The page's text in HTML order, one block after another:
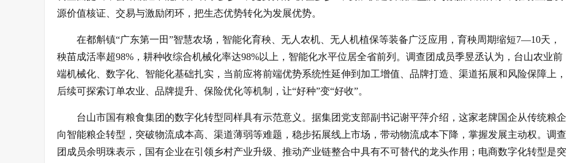
源价值核证、交易与激励闭环，把生态优势转化为发展优势。
在都斛镇“广东第一田”智慧农场，智能化育秧、无人农机、无人机植保等装备广泛应用，育秧周期缩短7—10天，
秧苗成活率超98%，耕种收综合机械化率达98%以上，智能化水平位居全省前列。调查团成员季昱丞认为，台山农业前
端机械化、数字化、智能化基础扎实，当前应将前端优势系统性延伸到加工增值、品牌打造、渠道拓展和风险保障上，
后续可探索订单农业、品牌提升、保险优化等机制，让“好种”变“好收”。
台山市国有粮食集团的数字化转型同样具有示范意义。据集团党支部副书记谢平萍介绍，这家老牌国企从传统粮企
向智能粮企转型，突破物流成本高、渠道薄弱等难题，稳步拓展线上市场，带动物流成本下降，掌握发展主动权。调查
团成员余明珠表示，国有企业在引领乡村产业升级、推动产业链整合中具有不可替代的龙头作用；电商数字化转型是突